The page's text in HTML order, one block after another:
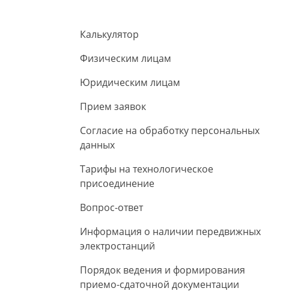
Калькулятор
Физическим лицам
Юридическим лицам
Прием заявок
Согласие на обработку персональных
данных
Тарифы на технологическое
присоединение
Вопрос-ответ
Информация о наличии передвижных
электростанций
Порядок ведения и формирования
приемо-сдаточной документации